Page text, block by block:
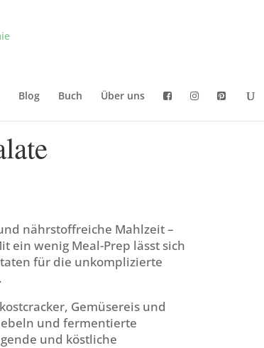
Blog Buch Über uns
nährstoffreiche Mahlzeit –
ein wenig Meal-Prep lässt sich
für die unkomplizierte
Gemüsereis und
und fermentierte
und köstliche